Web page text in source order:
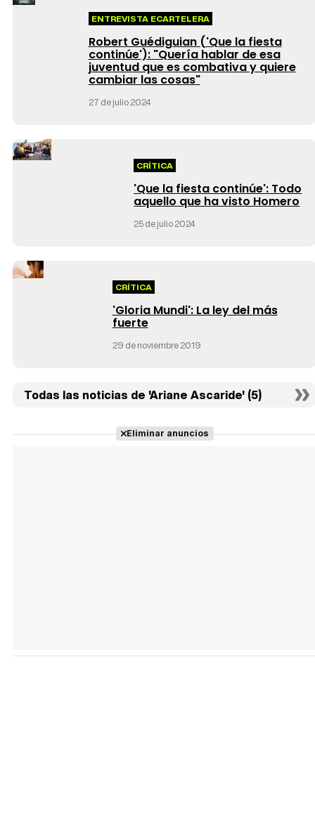
ENTREVISTA ECARTELERA
Robert Guédiguian ('Que la fiesta
continúe'): "Quería hablar de esa
juventud que es combativa y quiere
cambiar las cosas"
27 de julio 2024
CRÍTICA
'Que la fiesta continúe': Todo
aquello que ha visto Homero
25 de julio 2024
CRÍTICA
'Gloria Mundi': La ley del más
fuerte
29 de noviembre 2019
Todas las noticias de 'Ariane Ascaride' (5)
Eliminar anuncios